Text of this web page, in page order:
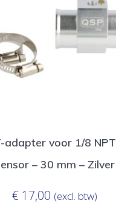
adapter voor 1/8 NPT
– 30 mm – Zilver
€ 17,00 (excl. btw)